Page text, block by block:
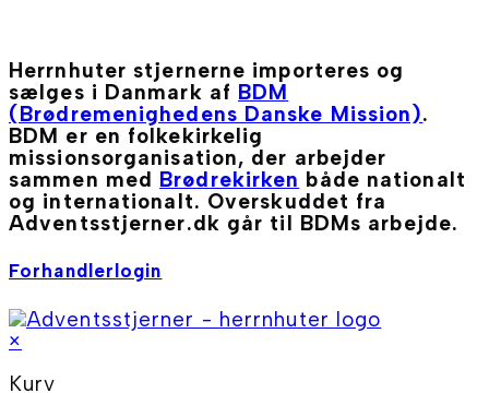
Herrnhuter stjernerne importeres og
sælges i Danmark af BDM
(Brødremenighedens Danske Mission).
BDM er en folkekirkelig
missionsorganisation, der arbejder
sammen med Brødrekirken både nationalt
og internationalt. Overskuddet fra
Adventsstjerner.dk går til BDMs arbejde.
Forhandlerlogin
×
Kurv